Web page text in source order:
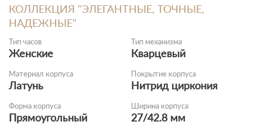
КОЛЛЕКЦИЯ "ЭЛЕГАНТНЫЕ, ТОЧНЫЕ,
НАДЕЖНЫЕ"
Тип часов
Женские
Тип механизма
Кварцевый
Материал корпуса
Латунь
Покрытие корпуса
Нитрид циркония
Форма корпуса
Прямоугольный
Ширина корпуса
27/42.8 мм